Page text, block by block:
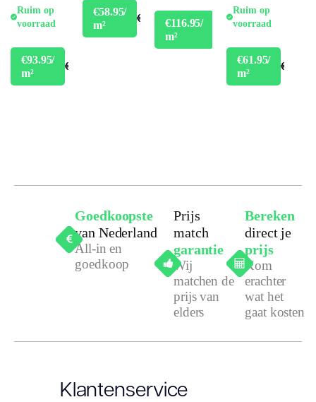
Ruim op
voorraad
€93.95/
m²
€103.95
€58.95/
m²
€64.95€116.95/
m²
€129.95
Ruim op
voorraad
€61.95/
m²
€67.95
Goedkoopste
van Nederland
All-in en
goedkoop
Prijs
match
garantie
Wij
matchen de
prijs van
elders
Bereken
direct je
prijs
Kom
erachter
wat het
gaat kosten
Klantenservice